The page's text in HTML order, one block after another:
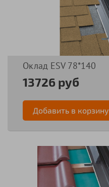
Оклад ESV 78*140
13726 руб
Добавить в корзину